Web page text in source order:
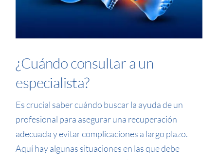
¿Cuándo consultar a un
especialista?
Es crucial saber cuándo buscar la ayuda de un
profesional para asegurar una recuperación
adecuada y evitar complicaciones a largo plazo.
Aquí hay algunas situaciones en las que debe